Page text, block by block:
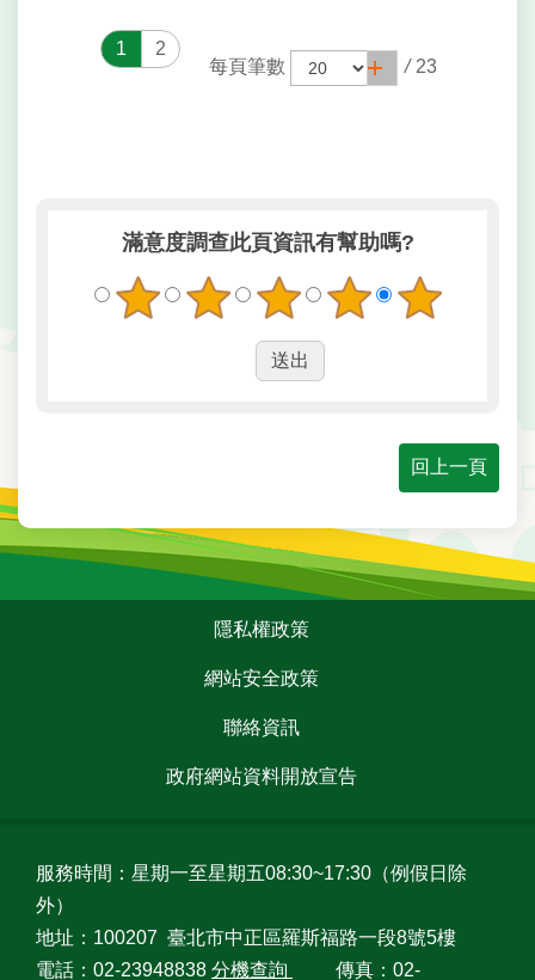
1
2
每頁筆數
/ 23
滿意度調查此頁資訊有幫助嗎?
回上一頁
隱私權政策
網站安全政策
聯絡資訊
政府網站資料開放宣告
服務時間：星期一至星期五08:30~17:30（例假日除
外）
地址：100207 臺北市中正區羅斯福路一段8號5樓
電話：02-23948838 分機查詢 傳真：02-